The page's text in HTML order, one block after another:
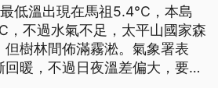
低溫出現在馬祖5.4°C，本島
，不過水氣不足，太平山國家森
樹林間佈滿霧淞。氣象署表
暖，不過日夜溫差偏大，要留